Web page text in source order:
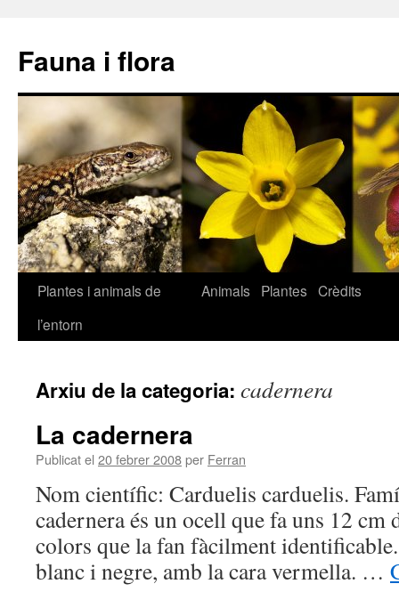
Fauna i flora
Vés
Plantes i animals de
l’entorn
Animals Plantes Crèdits
Arxiu de la categoria: cadernera
La cadernera
Publicat el 20 febrer 2008per Ferran
Nom científic: Carduelis carduelis.
cadernera és un ocell que fa uns 12 cm
colors que la fan fàcilment
blanc i negre, amb la cara vermella. …